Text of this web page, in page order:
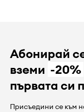
Абонирай
вземи -20%
първата си
Присъедини се към